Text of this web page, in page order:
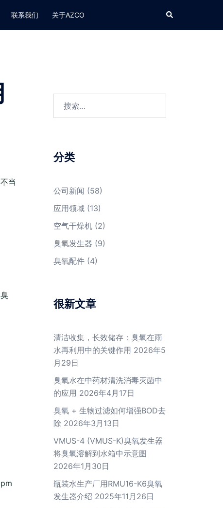
联系我们 关于AZCO Search
当
索：
分类
公司新闻 (58)
应用领域(13)
空气干燥机(2)
臭氧发生器 (9)
臭氧配件(4)
很新文章
清洁收集，长效储存：臭氧在雨
水再利用中的关键作用 2026年5
月29日
臭氧水在中药材清洗消毒灭菌中
的应用 2026年4月17日
臭氧 + 生物过滤如何增强BOD去
除 2026年3月13日
VMUS-4 (VMUS-K)臭氧发生器
将臭氧溶解到水箱中示意图
2026年1月30日
瓶装水生产厂用RMU16-K6臭氧
发生器介绍 2025年11月26日